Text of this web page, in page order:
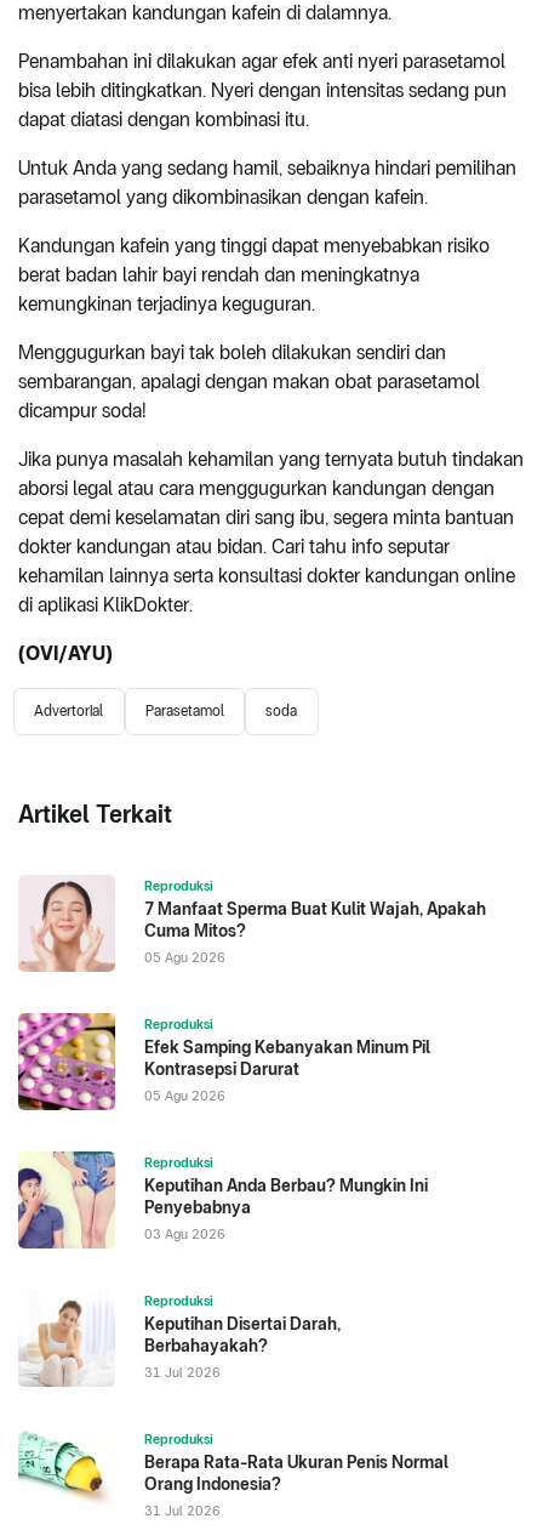
menyertakan kandungan kafein di dalamnya.
Penambahan ini dilakukan agar efek anti nyeri parasetamol
bisa lebih ditingkatkan. Nyeri dengan intensitas sedang pun
dapat diatasi dengan kombinasi itu.
Untuk Anda yang sedang hamil, sebaiknya hindari pemilihan
parasetamol yang dikombinasikan dengan kafein.
Kandungan kafein yang tinggi dapat menyebabkan risiko
berat badan lahir bayi rendah dan meningkatnya
kemungkinan terjadinya keguguran.
Menggugurkan bayi tak boleh dilakukan sendiri dan
sembarangan, apalagi dengan makan obat parasetamol
dicampur soda!
Jika punya masalah kehamilan yang ternyata butuh tindakan
aborsi legal atau cara menggugurkan kandungan dengan
cepat demi keselamatan diri sang ibu, segera minta bantuan
dokter kandungan atau bidan. Cari tahu info seputar
kehamilan lainnya serta konsultasi dokter kandungan online
di aplikasi KlikDokter.
(OVI/AYU)
Advertorial Parasetamol soda
Artikel Terkait
Reproduksi
7 Manfaat Sperma Buat Kulit Wajah, Apakah
Cuma Mitos?
05 Agu 2026
Reproduksi
Efek Samping Kebanyakan Minum Pil
Kontrasepsi Darurat
05 Agu 2026
Reproduksi
Keputihan Anda Berbau? Mungkin Ini
Penyebabnya
03 Agu 2026
Reproduksi
Keputihan Disertai Darah,
Berbahayakah?
31 Jul 2026
Reproduksi
Berapa Rata-Rata Ukuran Penis Normal
Orang Indonesia?
31 Jul 2026